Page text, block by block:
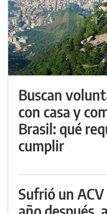
Buscan
con casa y
Brasil: qué
cumplir
Sufrió un